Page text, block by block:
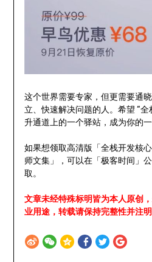
这个世界需要专家，但更需要通
立、快速解决问题的人。希望 “
升通道上的一个驿站，成为你的一
如果想领取高清版「全栈开发核
师文集」，可以在「极客时间」
取。
文章未经特殊标明皆为本人原创
业用途，转载请保持完整性并注